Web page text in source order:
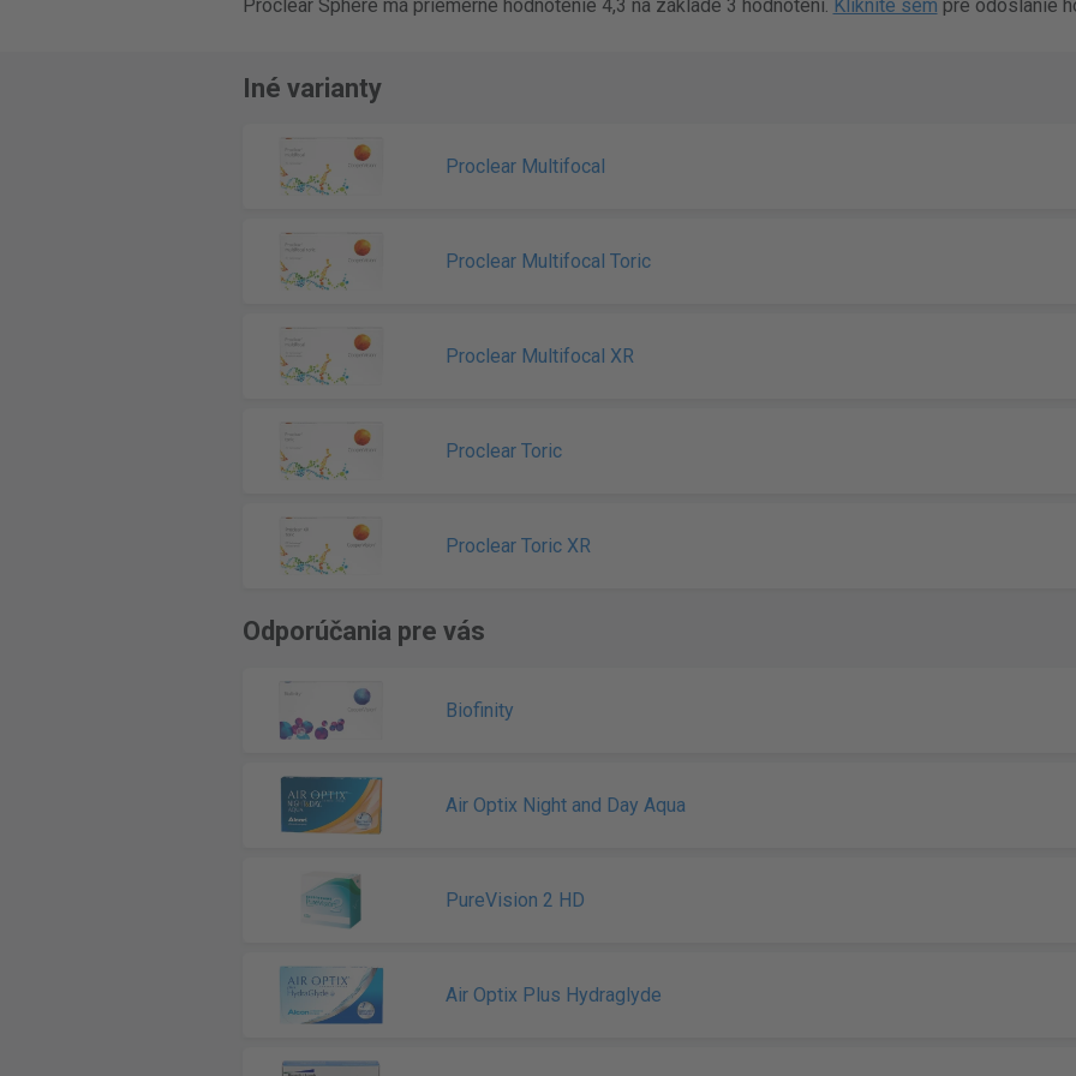
Proclear Sphere má priemerné hodnotenie 4,3 na základe 3 hodnotení. Kliknite sem pre odoslanie
Iné varianty
Proclear Multifocal
Proclear Multifocal Toric
Proclear Multifocal XR
Proclear Toric
Proclear Toric XR
Odporúčania pre vás
Biofinity
Air Optix Night and Day Aqua
PureVision 2 HD
Air Optix Plus Hydraglyde